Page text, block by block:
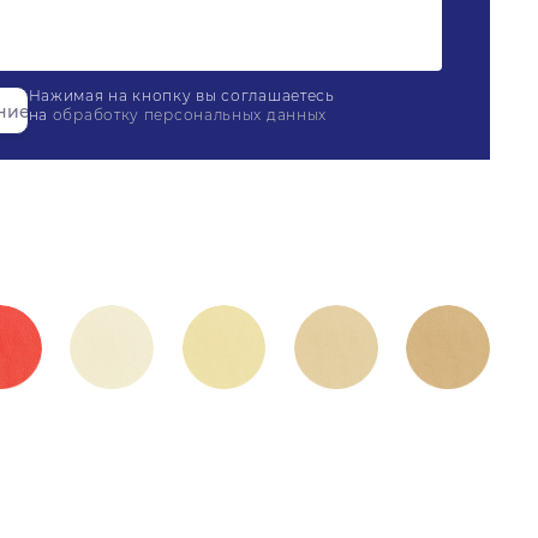
Нажимая на кнопку вы соглашаетесь
на обработку персональных данных